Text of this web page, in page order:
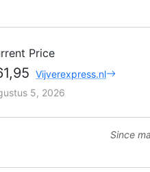
Price
Vijverexpress.nl
5, 2026
Since